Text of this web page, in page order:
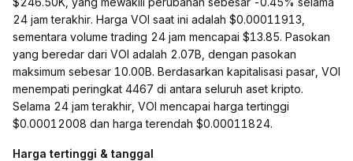
24 jam terakhir. Harga VOI saat ini adalah $0.00011913,
sementara volume trading 24 jam mencapai $13.85. Pasokan
yang beredar dari VOI adalah 2.07B, dengan pasokan
maksimum sebesar 10.00B. Berdasarkan kapitalisasi pasar, VOI
menempati peringkat 4467 di antara seluruh aset kripto.
Selama 24 jam terakhir, VOI mencapai harga tertinggi
$0.00012008 dan harga terendah $0.00011824.
Harga tertinggi & tanggal